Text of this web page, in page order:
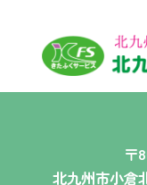
〒
北九州市小倉